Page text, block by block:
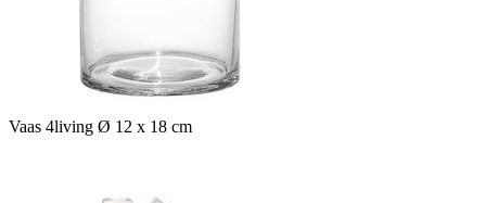
Vaas 4living Ø 12 x 18 cm